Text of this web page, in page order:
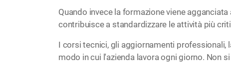
Quando invece la formazione viene
contribuisce a standardizzare le attività più
I corsi tecnici, gli aggiornamenti professionali,
modo in cui l'azienda lavora ogni giorno. Non